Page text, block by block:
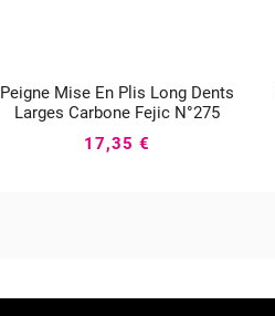
Peigne Mise En Plis Long Dents
Larges Carbone Fejic N°275
  
17,35 €